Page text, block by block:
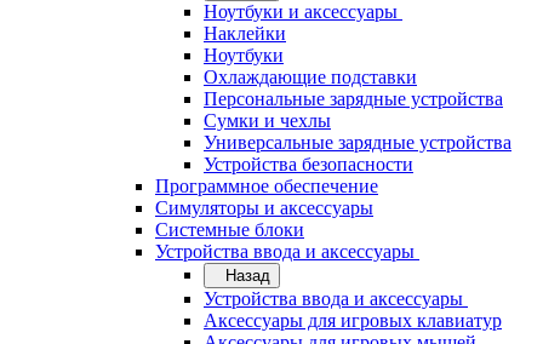
Ноутбуки и аксессуары
Наклейки
Ноутбуки
Охлаждающие подставки
Персональные зарядные устройства
Сумки и чехлы
Универсальные зарядные устройства
Устройства безопасности
Программное обеспечение
Симуляторы и аксессуары
Системные блоки
Устройства ввода и аксессуары
Назад
Устройства ввода и аксессуары
Аксессуары для игровых клавиатур